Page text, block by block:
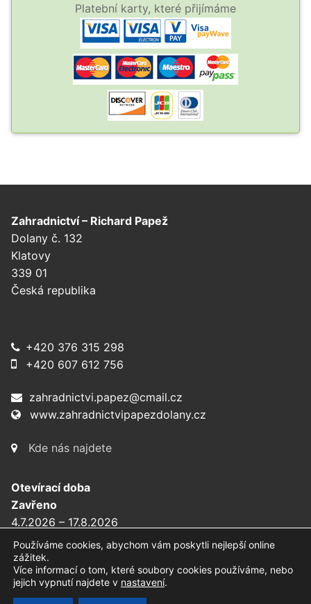
Platební karty, které přijímáme
Zahradnictví – Richard Papež
Dolany č. 132
Klatovy
339 01
Česká republika
+420 376 315 298
+420 607 612 756
zahradnictvi.papez@cmail.cz
www.zahradnictvipapezdolany.cz
Kde nás najdete
Otevírací doba
Zavřeno
4.7.2026 – 17.8.2026
Dovolená
Používáme cookies, abychom vám poskytli nejlepší online
zážitek.
Více informací o tom, které soubory cookies používáme, nebo
jejich vypnutí najdete v nastavení.